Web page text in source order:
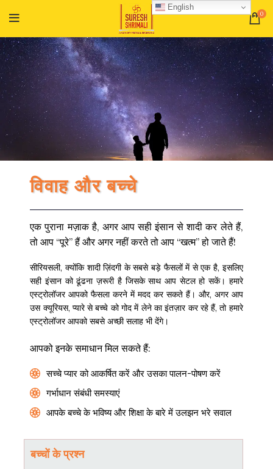
0
विवाह और बच्चे
एक पुराना मज़ाक है, अगर आप सही इंसान से शादी कर लेते हैं,
तो आप “पूरे” हैं और अगर नहीं करते तो आप “खत्म” हो जाते हैं!
सीरियसली, क्योंकि शादी ज़िंदगी के सबसे बड़े फैसलों में से एक है, इसलिए
सही इंसान को ढूंढना ज़रूरी है जिसके साथ आप सेटल हो सकें। हमारे
एस्ट्रोलॉजर आपको फैसला करने में मदद कर सकते हैं। और, अगर आप
उस क्यूरियस, प्यारे से बच्चे को गोद में लेने का इंतज़ार कर रहे हैं, तो हमारे
एस्ट्रोलॉजर आपको सबसे अच्छी सलाह भी देंगे।
आपको इनके समाधान मिल सकते हैं:
सच्चे प्यार को आकर्षित करें और उसका पालन-पोषण करें
गर्भाधान संबंधी समस्याएं
आपके बच्चे के भविष्य और शिक्षा के बारे में उलझन भरे सवाल
बच्चों के प्रश्न
English